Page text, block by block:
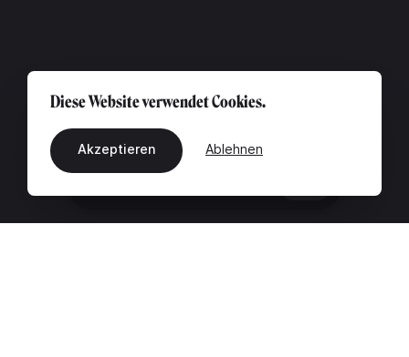
Diese Website verwendet Cookies.
Akzeptieren Ablehnen